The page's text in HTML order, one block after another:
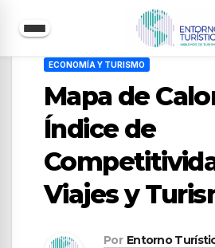
contenido
ECONOMÍA Y TURISMO
Mapa de
Índice de
Viajes y
Por Entorno